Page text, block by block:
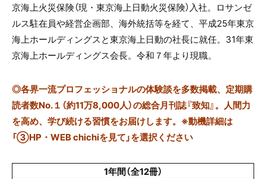
京海上火災保険（現・東京海上日動火災保険）入社。ロサンゼ
ルス駐在員や経営企画部、海外統括等を経て、平成25年東京
海上ホールディングスと東京海上日動の社長に就任。31年東
京海上ホールディングス会長。令和７年より現職。
◎各界一流プロフェッショナルの体験談を多数掲載、定期購
読者数No.１（約11万8,000人）の総合月刊誌『致知』。人間力
を高め、学び続ける習慣をお届けします。※動機詳細は
「③HP・WEB chichiを見て」を選択ください
1年間（全12冊）